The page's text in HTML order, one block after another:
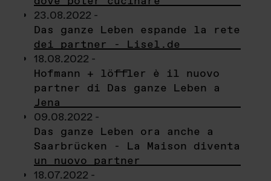
23.08.2022 -
Das ganze Leben espande la rete
dei partner - Lisel.de
18.08.2022 -
Hofmann + löffler è il nuovo
partner di Das ganze Leben a
Jena
09.08.2022 -
Das ganze Leben ora anche a
Saarbrücken - La Maison diventa
un nuovo partner
18.07.2022 -